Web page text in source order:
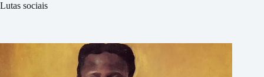
Lutas sociais